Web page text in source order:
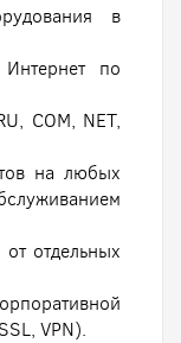
в
по
COM, NET,
на любых
отдельных
VPN).